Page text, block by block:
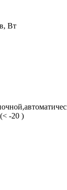
Вт
-20 )